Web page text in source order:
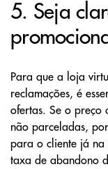
5. Seja
Para que a loja
reclamações, é
ofertas. Se o preço
não parceladas,
para o cliente já
taxa de abandono